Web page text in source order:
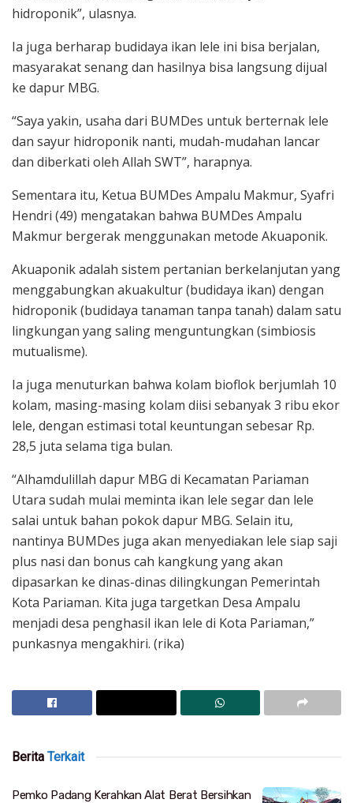
hidroponik”, ulasnya.
Ia juga berharap budidaya ikan lele ini bisa berjalan,
masyarakat senang dan hasilnya bisa langsung dijual
ke dapur MBG.
“Saya yakin, usaha dari BUMDes untuk berternak lele
dan sayur hidroponik nanti, mudah-mudahan lancar
dan diberkati oleh Allah SWT”, harapnya.
Sementara itu, Ketua BUMDes Ampalu Makmur, Syafri
Hendri (49) mengatakan bahwa BUMDes Ampalu
Makmur bergerak menggunakan metode Akuaponik.
Akuaponik adalah sistem pertanian berkelanjutan yang
menggabungkan akuakultur (budidaya ikan) dengan
hidroponik (budidaya tanaman tanpa tanah) dalam satu
lingkungan yang saling menguntungkan (simbiosis
mutualisme).
Ia juga menuturkan bahwa kolam bioflok berjumlah 10
kolam, masing-masing kolam diisi sebanyak 3 ribu ekor
lele, dengan estimasi total keuntungan sebesar Rp.
28,5 juta selama tiga bulan.
“Alhamdulillah dapur MBG di Kecamatan Pariaman
Utara sudah mulai meminta ikan lele segar dan lele
salai untuk bahan pokok dapur MBG. Selain itu,
nantinya BUMDes juga akan menyediakan lele siap saji
plus nasi dan bonus cah kangkung yang akan
dipasarkan ke dinas-dinas dilingkungan Pemerintah
Kota Pariaman. Kita juga targetkan Desa Ampalu
menjadi desa penghasil ikan lele di Kota Pariaman,”
punkasnya mengakhiri. (rika)
Berita Terkait
Pemko Padang Kerahkan Alat Berat Bersihkan